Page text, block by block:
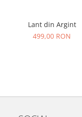
Lant din Argint
499,00 RON